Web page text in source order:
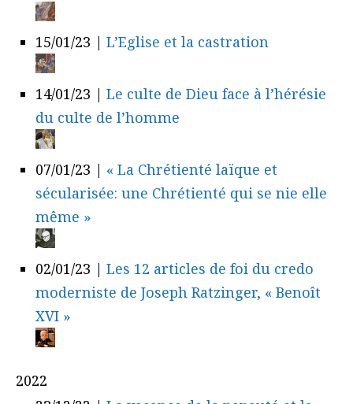
15/01/23 | L’Eglise et la castration
14/01/23 | Le culte de Dieu face à l’hérésie
du culte de l’homme
07/01/23 | « La Chrétienté laïque et
sécularisée: une Chrétienté qui se nie elle
même »
02/01/23 | Les 12 articles de foi du credo
moderniste de Joseph Ratzinger, « Benoît
XVI »
2022